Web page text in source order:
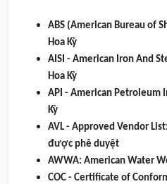
ABS (American Bureau of
Hoa Kỳ
AISI - American Iron And
Hoa Kỳ
API - American Petroleum
Kỳ
AVL - Approved Vendor
được phê duyệt
AWWA: American Water
COC - Certificate of